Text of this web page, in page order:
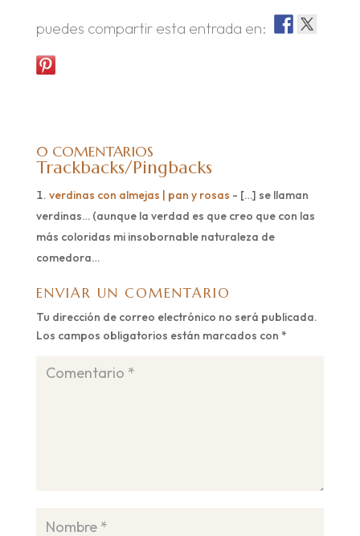
puedes compartir esta entrada en:
0 COMENTARIOS
Trackbacks/Pingbacks
verdinas con almejas | pan y rosas - […] se llaman
verdinas… (aunque la verdad es que creo que con las
más coloridas mi insobornable naturaleza de
comedora…
ENVIAR UN COMENTARIO
Tu dirección de correo electrónico no será publicada.
Los campos obligatorios están marcados con *